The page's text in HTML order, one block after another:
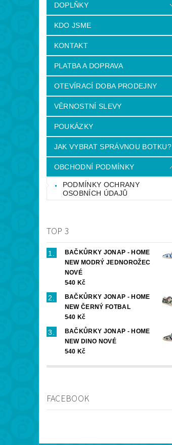
DOPLŇKY
KDO JSME
KONTAKT
PLATBA A DOPRAVA
OTEVÍRACÍ DOBA PRODEJNY
VĚRNOSTNÍ SLEVY
POUKÁZKY
JAK VYBRAT SPRÁVNOU BOTKU?
OBCHODNÍ PODMÍNKY
PODMÍNKY OCHRANY
OSOBNÍCH ÚDAJŮ
TOP 3
BAČKŮRKY JONAP - HOME
NEW MODRÝ JEDNOROŽEC
NOVÉ
540 Kč
BAČKŮRKY JONAP - HOME
NEW ČERNÝ FOTBAL
540 Kč
BAČKŮRKY JONAP - HOME
NEW DINO NOVÉ
540 Kč
FACEBOOK